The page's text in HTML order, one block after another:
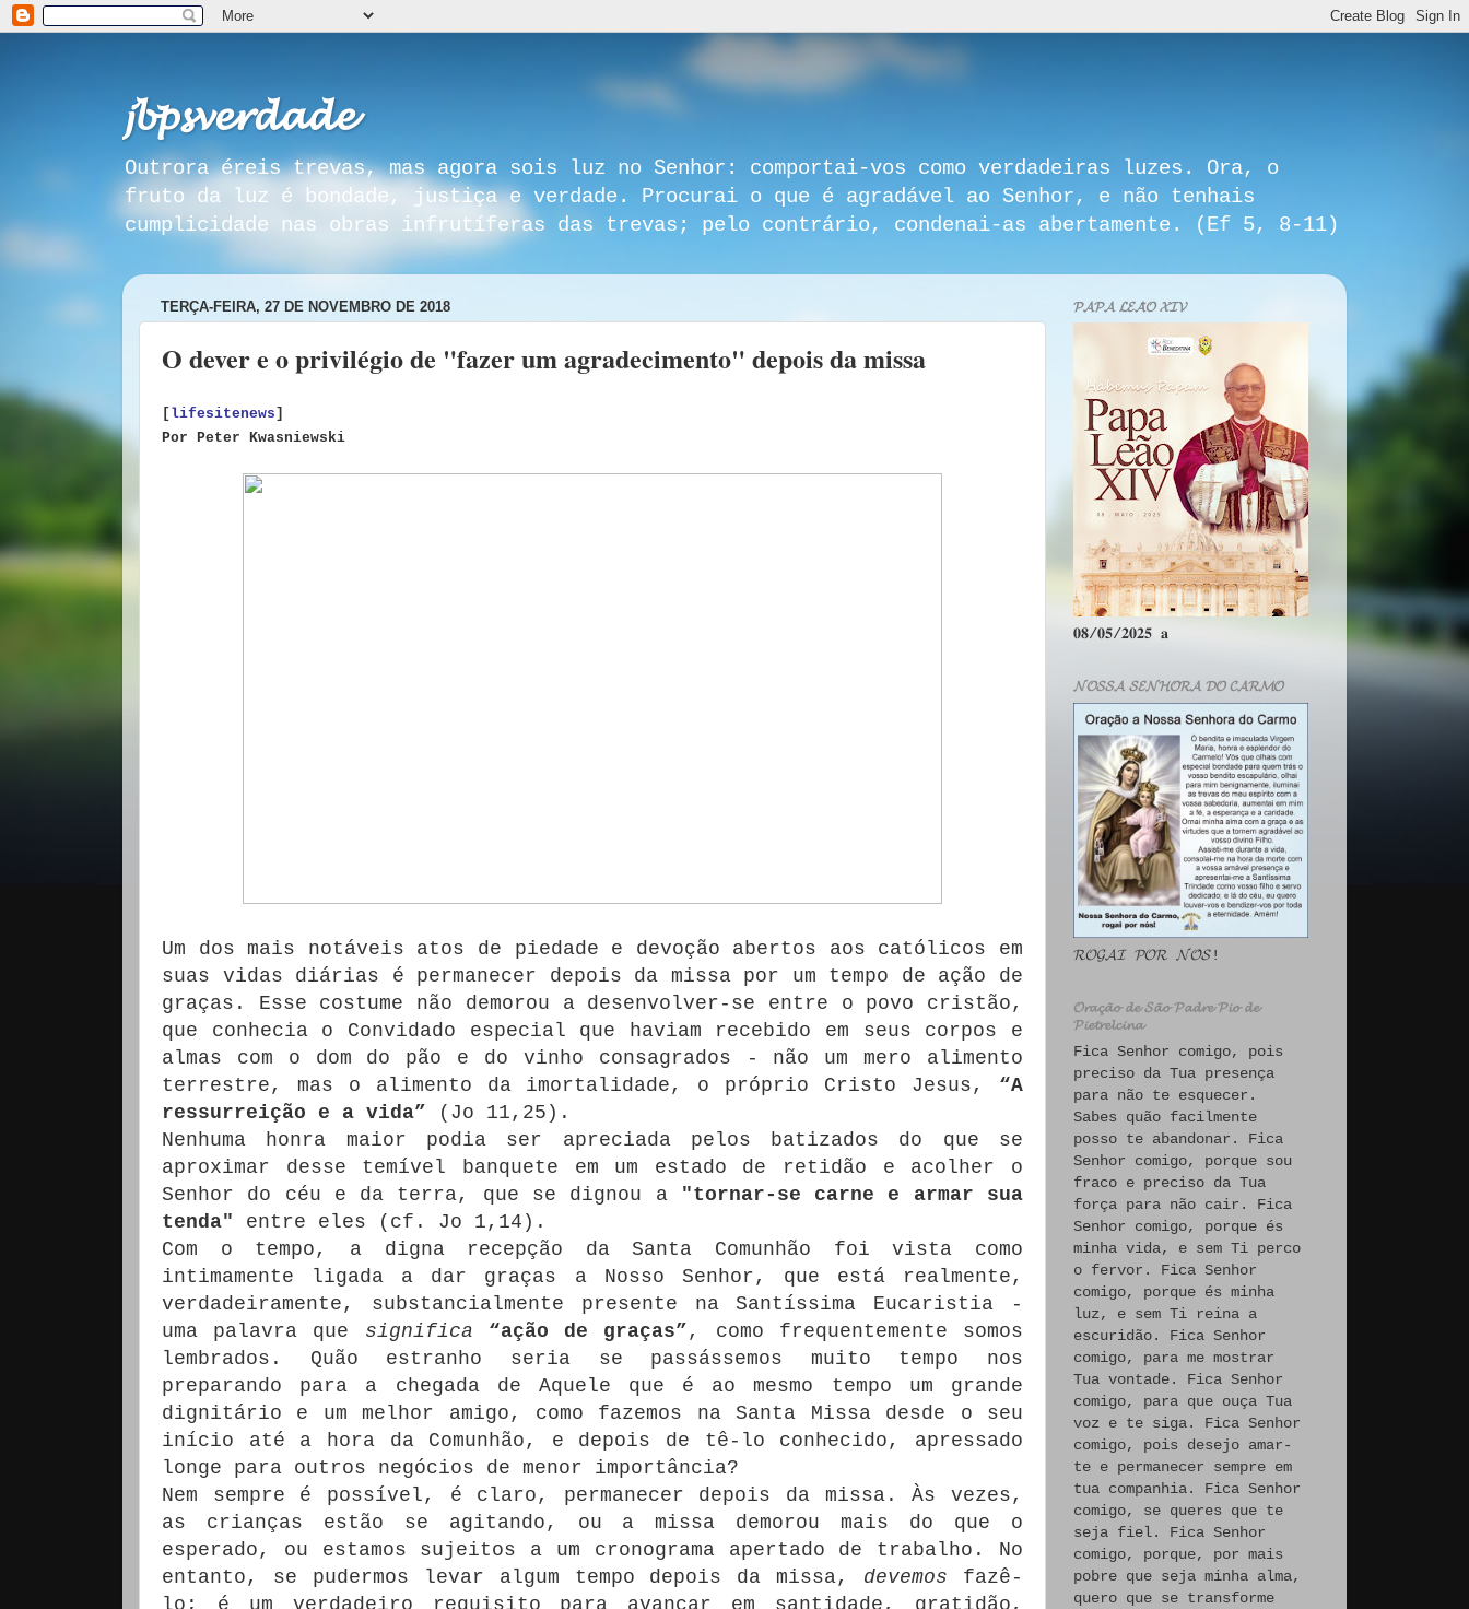
𝓳𝓫𝓹𝓼𝓿𝓮𝓻𝓭𝓪𝓭𝓮
Outrora éreis trevas, mas agora sois luz no Senhor: comportai-vos como verdadeiras luzes. Ora, o
fruto da luz é bondade, justiça e verdade. Procurai o que é agradável ao Senhor, e não tenhais
cumplicidade nas obras infrutíferas das trevas; pelo contrário, condenai-as abertamente. (Ef 5, 8-11)
TERÇA-FEIRA, 27 DE NOVEMBRO DE 2018
O dever e o privilégio de "fazer um agradecimento" depois da missa
[ lifesitenews ]
Por Peter Kwasniewski
Um dos mais notáveis ​​atos de piedade e devoção abertos aos católicos em
suas vidas diárias é permanecer depois da missa por um tempo de ação de
graças.
Esse costume não demorou a desenvolver-se entre o povo cristão,
que conhecia o Convidado especial que haviam recebido em seus corpos e
almas com o dom do pão e do vinho consagrados - não um mero alimento
terrestre, mas o alimento da imortalidade, o próprio Cristo Jesus, “A
ressurreição e a vida” (Jo 11,25).
Nenhuma honra maior podia ser apreciada pelos batizados do que se
aproximar desse temível banquete em um estado de retidão e acolher o
Senhor do céu e da terra, que se dignou a
"tornar-se carne e armar sua
tenda" entre eles (cf. Jo 1,14).
Com o tempo, a digna recepção da Santa Comunhão foi vista como
intimamente ligada a dar graças a Nosso Senhor, que está realmente,
verdadeiramente, substancialmente presente na Santíssima Eucaristia -
uma palavra que significa “ação de graças” , como frequentemente somos
lembrados.
Quão estranho seria se passássemos muito tempo nos
preparando para a chegada de Aquele que é ao mesmo tempo um grande
dignitário e um melhor amigo, como fazemos na Santa Missa desde o seu
início até a hora da Comunhão, e depois de tê-lo conhecido, apressado
longe para outros negócios de menor importância?
Nem sempre é possível, é claro, permanecer depois da missa. Às vezes,
as crianças estão se agitando, ou a missa demorou mais do que o
esperado, ou estamos sujeitos a um cronograma apertado de trabalho.
No
entanto, se pudermos levar algum tempo depois da missa, devemos fazê-
lo;
é um verdadeiro requisito para avançar em santidade, gratidão,
𝓟𝓐𝓟𝓐 𝓛𝓔𝓐̃𝓞 𝓧𝓘𝓥
𝟎𝟖/𝟎𝟓/𝟐𝟎𝟐𝟓 𝐚
𝓝𝓞𝓢𝓢𝓐 𝓢𝓔𝓝𝓗𝓞𝓡𝓐 𝓓𝓞 𝓒𝓐𝓡𝓜𝓞
𝓡𝓞𝓖𝓐𝓘 𝓟𝓞𝓡 𝓝𝓞́𝓢!
𝓞𝓻𝓪𝓬̧𝓪̃𝓸 𝓭𝓮 𝓢𝓪̃𝓸 𝓟𝓪𝓭𝓻𝓮 𝓟𝓲𝓸 𝓭𝓮
𝓟𝓲𝓮𝓽𝓻𝓮𝓵𝓬𝓲𝓷𝓪
Fica Senhor comigo, pois
preciso da Tua presença
para não te esquecer.
Sabes quão facilmente
posso te abandonar. Fica
Senhor comigo, porque sou
fraco e preciso da Tua
força para não cair. Fica
Senhor comigo, porque és
minha vida, e sem Ti perco
o fervor. Fica Senhor
comigo, porque és minha
luz, e sem Ti reina a
escuridão. Fica Senhor
comigo, para me mostrar
Tua vontade. Fica Senhor
comigo, para que ouça Tua
voz e te siga. Fica Senhor
comigo, pois desejo amar-
te e permanecer sempre em
tua companhia. Fica Senhor
comigo, se queres que te
seja fiel. Fica Senhor
comigo, porque, por mais
pobre que seja minha alma,
quero que se transforme